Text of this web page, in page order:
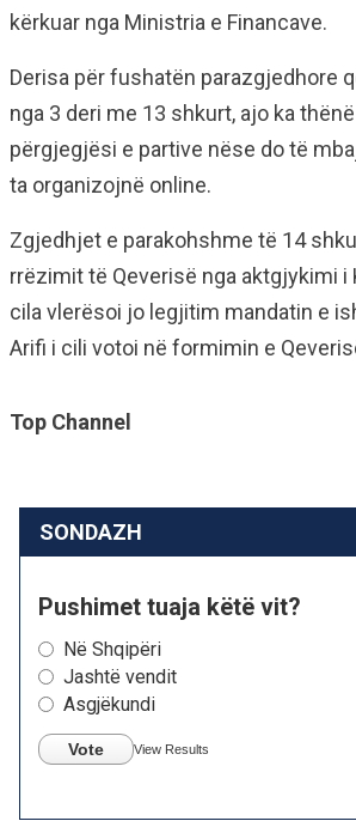
kërkuar nga Ministria e Financave.
Derisa për fushatën parazgjedhore
nga 3 deri me 13 shkurt, ajo ka
përgjegjësi e partive nëse do të
ta organizojnë online.
Zgjedhjet e parakohshme të 14
rrëzimit të Qeverisë nga aktgjykimi i
cila vlerësoi jo legjitim mandatin e
Arifi i cili votoi në formimin e
Top Channel
SONDAZH
Pushimet tuaja këtë vit?
Në Shqipëri
Jashtë vendit
Asgjëkundi
Vote View Results